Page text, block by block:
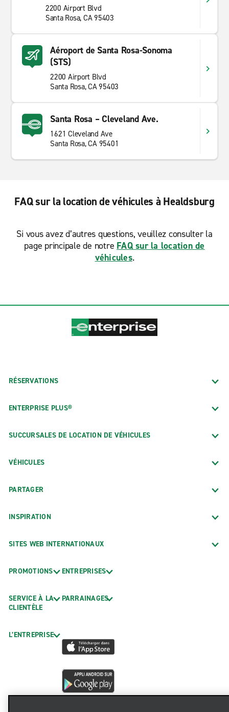
2200 Airport Blvd
Santa Rosa, CA 95403
Aéroport de Santa Rosa-Sonoma
(STS)
2200 Airport Blvd
Santa Rosa, CA 95403
Santa Rosa – Cleveland Ave.
1621 Cleveland Ave
Santa Rosa, CA 95401
FAQ sur la location de véhicules à Healdsburg
Si vous avez d’autres questions, veuillez consulter la
page principale de notre FAQ sur la location de
véhicules.
RÉSERVATIONS
ENTERPRISE PLUS®
SUCCURSALES DE LOCATION DE VÉHICULES
VÉHICULES
PARTAGER
INSPIRATION
SITES WEB INTERNATIONAUX
PROMOTIONS
SERVICE À LA
CLIENTÈLE
L’ENTREPRISE
ENTREPRISES
PARRAINAGES